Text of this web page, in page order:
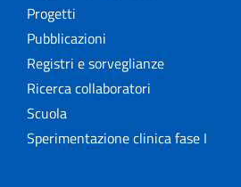
Progetti
Pubblicazioni
Registri e sorveglianze
Ricerca collaboratori
Scuola
Sperimentazione clinica fase I